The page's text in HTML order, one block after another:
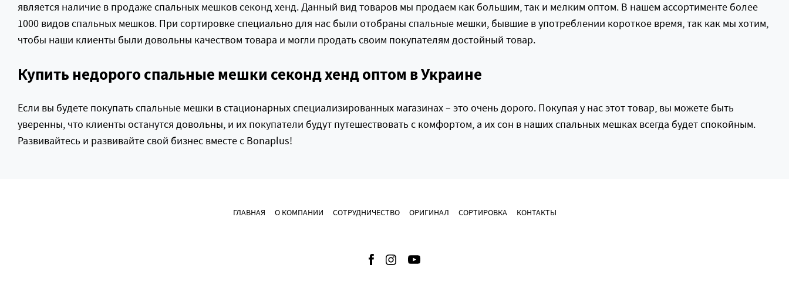
является наличие в продаже спальных мешков секонд хенд. Данный вид товаров мы продаем как большим, так и мелким оптом. В нашем ассортименте более
1000 видов спальных мешков. При сортировке специально для нас были отобраны спальные мешки, бывшие в употреблении короткое время, так как мы хотим,
чтобы наши клиенты были довольны качеством товара и могли продать своим покупателям достойный товар.
Купить недорого спальные мешки секонд хенд оптом в Украине
Если вы будете покупать спальные мешки в стационарных специализированных магазинах – это очень дорого. Покупая у нас этот товар, вы можете быть
уверенны, что клиенты останутся довольны, и их покупатели будут путешествовать с комфортом, а их сон в наших спальных мешках всегда будет спокойным.
Развивайтесь и развивайте свой бизнес вместе с Bonaplus!
ГЛАВНАЯ О КОМПАНИИ СОТРУДНИЧЕСТВО ОРИГИНАЛ СОРТИРОВКА КОНТАКТЫ